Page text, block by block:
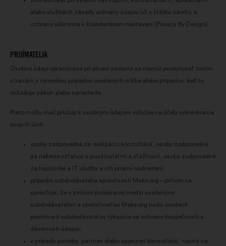
alebo službách zásady ochrany údajov už v štádiu návrhu a
ochrany súkromia v štandardnom nastavení (Privacy By Design).
PRIJÍMATELIA
Osobné údaje spracúvané pri plnení zadania sa nesmú poskytovať tretím
stranám s výnimkou prípadov uvedených nižšie alebo prípadov, keď to
vyžaduje zákon alebo nariadenie.
Preto môžu mať prístup k osobným údajom výlučne na účely vykonávania
svojich úloh:
osoby zodpovedné za realizáciu konzultácií, osoby zodpovedné
za riešenie vzťahov s používateľmi a sťažností, osoby zodpovedné
za logistické a IT služby a ich priami nadriadení;
prípadní subdodávatelia spoločnosti Make.org – pričom sa
spresňuje, že v zmluve podpísanej medzi uvedenými
subdodávateľmi a spoločnosťou Make.org budú uvedené
povinnosti subdodávateľov týkajúce sa ochrany bezpečnosti a
dôvernosti údajov;
v prípade potreby, partneri alebo sponzori konzultácií, najmä na